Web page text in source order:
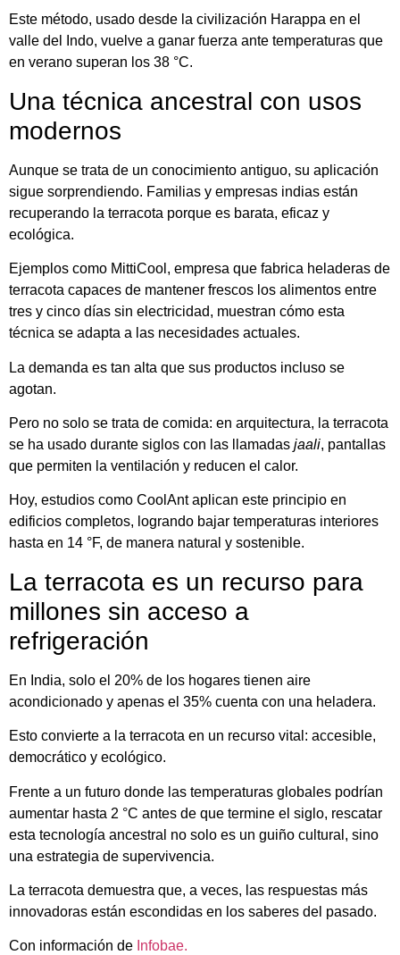
Este método, usado desde la civilización Harappa en el
valle del Indo, vuelve a ganar fuerza ante temperaturas que
en verano superan los 38 °C.
Una técnica ancestral con usos
modernos
Aunque se trata de un conocimiento antiguo, su aplicación
sigue sorprendiendo. Familias y empresas indias están
recuperando la terracota porque es barata, eficaz y
ecológica.
Ejemplos como MittiCool, empresa que fabrica heladeras de
terracota capaces de mantener frescos los alimentos entre
tres y cinco días sin electricidad, muestran cómo esta
técnica se adapta a las necesidades actuales.
La demanda es tan alta que sus productos incluso se
agotan.
Pero no solo se trata de comida: en arquitectura, la terracota
se ha usado durante siglos con las llamadas jaali, pantallas
que permiten la ventilación y reducen el calor.
Hoy, estudios como CoolAnt aplican este principio en
edificios completos, logrando bajar temperaturas interiores
hasta en 14 °F, de manera natural y sostenible.
La terracota es un recurso para
millones sin acceso a
refrigeración
En India, solo el 20% de los hogares tienen aire
acondicionado y apenas el 35% cuenta con una heladera.
Esto convierte a la terracota en un recurso vital: accesible,
democrático y ecológico.
Frente a un futuro donde las temperaturas globales podrían
aumentar hasta 2 °C antes de que termine el siglo, rescatar
esta tecnología ancestral no solo es un guiño cultural, sino
una estrategia de supervivencia.
La terracota demuestra que, a veces, las respuestas más
innovadoras están escondidas en los saberes del pasado.
Con información de Infobae.